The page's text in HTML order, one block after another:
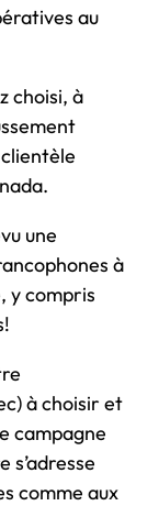
au
choisi, à
clientèle
une
à
y compris
à choisir et
campagne
s’adresse
comme aux